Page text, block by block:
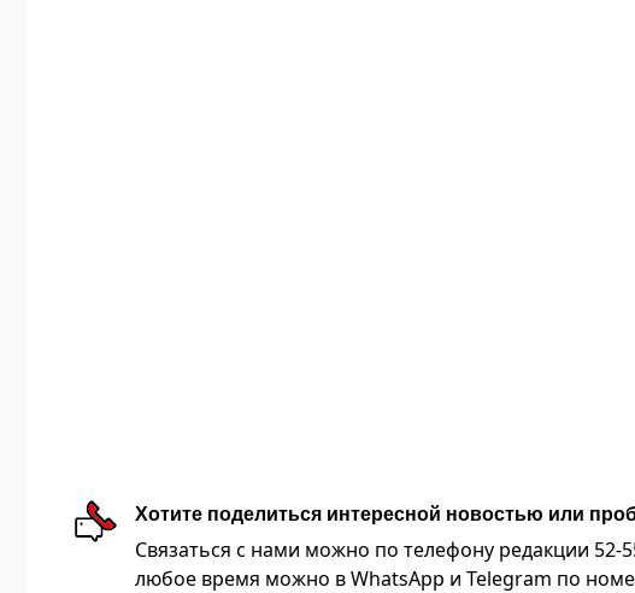
Хотите поделиться интересной новостью или
Связаться с нами можно по телефону редакции 52-
любое время можно в WhatsApp и Telegram по